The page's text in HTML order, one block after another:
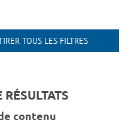
TOUS LES FILTRES
RÉSULTATS
contenu